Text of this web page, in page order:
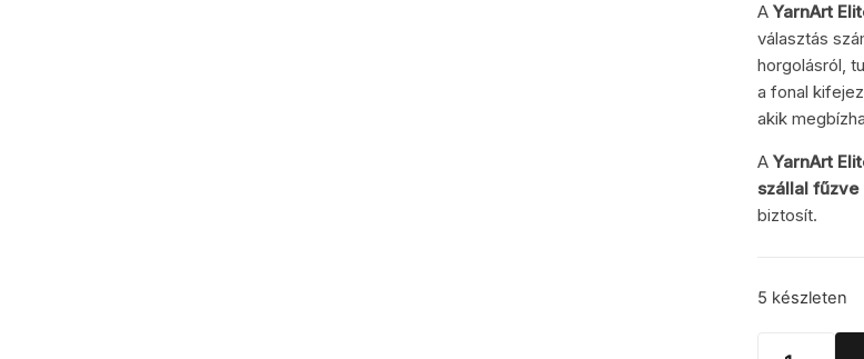
A YarnArt
választás
horgolásról,
a fonal
akik
A YarnArt
szállal
biztosít.
5 készleten